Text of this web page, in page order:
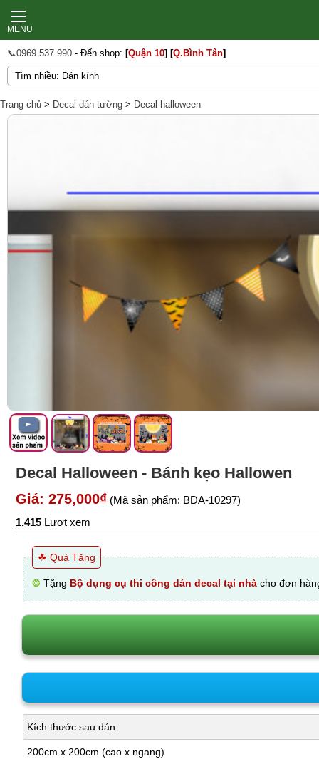
MENU
📞0969.537.990 - Đến shop: [Quận 10] [Q.Bình Tân]
Trang chủ > Decal dán tường > Decal halloween
Decal Halloween - Bánh kẹo Hallowen
Giá: 275,000₫ (Mã sản phẩm: BDA-10297)
1,415 Lượt xem
☘ Quà Tặng
❂ Tặng Bộ dụng cụ thi công dán decal tại nhà cho đơn
Kích thước sau dán
200cm x 200cm (cao x ngang)